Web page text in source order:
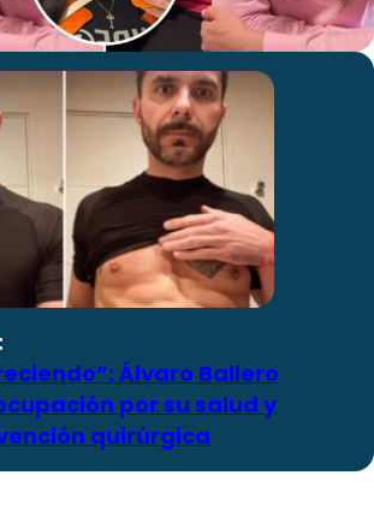
Álvaro Ballero
por su salud y
quirúrgica